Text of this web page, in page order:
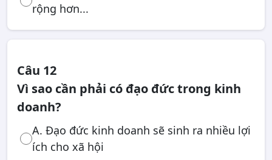
rộng hơn...
Câu 12
Vì sao cần phải có đạo đức trong kinh
doanh?
A. Đạo đức kinh doanh sẽ sinh ra nhiều lợi
ích cho xã hội